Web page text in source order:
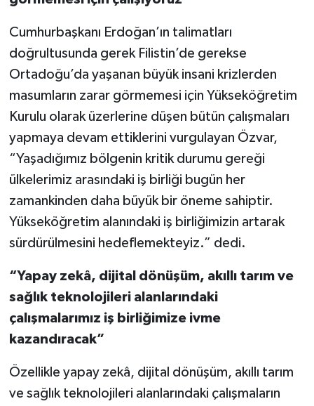
Cumhurbaşkanı Erdoğan’ın talimatları
doğrultusunda gerek Filistin’de gerekse
Ortadoğu’da yaşanan büyük insani krizlerden
masumların zarar görmemesi için Yükseköğretim
Kurulu olarak üzerlerine düşen bütün çalışmaları
yapmaya devam ettiklerini vurgulayan Özvar,
“Yaşadığımız bölgenin kritik durumu gereği
ülkelerimiz arasındaki iş birliği bugün her
zamankinden daha büyük bir öneme sahiptir.
Yükseköğretim alanındaki iş birliğimizin artarak
sürdürülmesini hedeflemekteyiz.” dedi.
“Yapay zekâ, dijital dönüşüm, akıllı tarım ve
sağlık teknolojileri alanlarındaki
çalışmalarımız iş birliğimize ivme
kazandıracak”
Özellikle yapay zekâ, dijital dönüşüm, akıllı tarım
ve sağlık teknolojileri alanlarındaki çalışmaların